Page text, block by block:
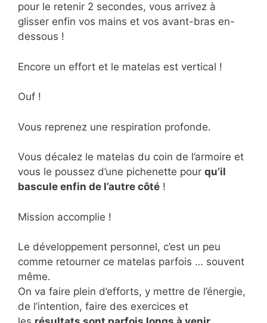
pour le retenir 2 secondes, vous arrivez à
glisser enfin vos mains et vos avant-bras en-
dessous !
Encore un effort et le matelas est vertical !
Ouf !
Vous reprenez une respiration profonde.
Vous décalez le matelas du coin de l’armoire et
vous le poussez d’une pichenette pour qu’il
bascule enfin de l’autre côté !
Mission accomplie !
Le développement personnel, c’est un peu
comme retourner ce matelas parfois … souvent
même.
On va faire plein d’efforts, y mettre de l’énergie,
de l’intention, faire des exercices et